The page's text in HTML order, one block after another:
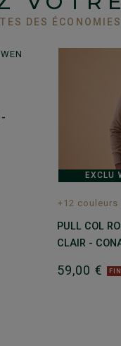
DES ÉCONOMIES
-
EXCLU
+12 couleurs
PULL COL
CLAIR -
59,00 €